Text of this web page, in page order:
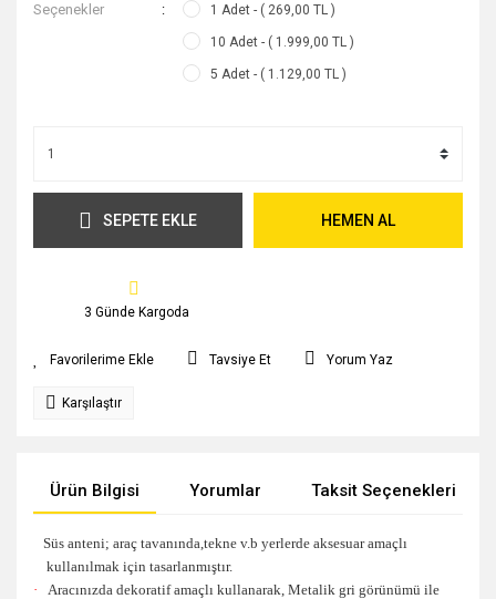
Seçenekler
1 Adet - ( 269,00 TL )
10 Adet - ( 1.999,00 TL )
5 Adet - ( 1.129,00 TL )
SEPETE EKLE HEMEN AL
3 Günde Kargoda
Tavsiye Et Yorum Yaz
Karşılaştır
Ürün Bilgisi Yorumlar Taksit Seçenekleri
Süs anteni; araç tavanında,tekne v.b yerlerde aksesuar amaçlı
kullanılmak için tasarlanmıştır.
·
Aracınızda dekoratif amaçlı kullanarak, Metalik gri görünümü ile